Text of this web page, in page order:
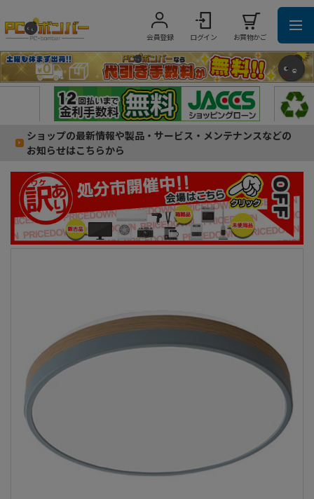
会員登録 ログイン お買物かご
ショップの最新情報や製品・サービス・メンテナンスなどの
お知らせはこちらから